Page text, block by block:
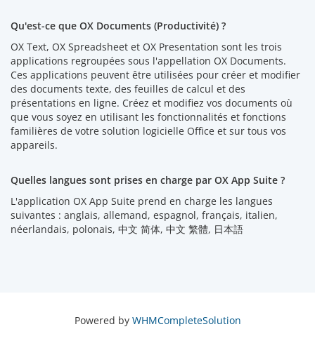
Qu'est-ce que OX Documents (Productivité) ?
OX Text, OX Spreadsheet et OX Presentation sont les trois
applications regroupées sous l'appellation OX Documents.
Ces applications peuvent être utilisées pour créer et modifier
des documents texte, des feuilles de calcul et des
présentations en ligne. Créez et modifiez vos documents où
que vous soyez en utilisant les fonctionnalités et fonctions
familières de votre solution logicielle Office et sur tous vos
appareils.
Quelles langues sont prises en charge par OX App Suite ?
L'application OX App Suite prend en charge les langues
suivantes : anglais, allemand, espagnol, français, italien,
néerlandais, polonais, 中文 简体, 中文 繁體, 日本語
Powered by WHMCompleteSolution